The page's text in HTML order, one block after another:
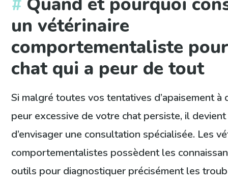
un vétérinaire
comportementaliste
chat qui a peur de tout
Si malgré toutes vos tentatives d’apaisement à
peur excessive de votre chat persiste, il
d’envisager une consultation spécialisée. Les
comportementalistes possèdent les
outils pour diagnostiquer précisément les